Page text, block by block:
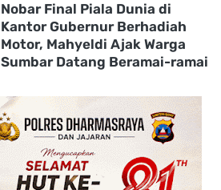
Nobar Final Piala Dunia di
Kantor Gubernur Berhadiah
Motor, Mahyeldi Ajak Warga
Sumbar Datang Beramai-ramai